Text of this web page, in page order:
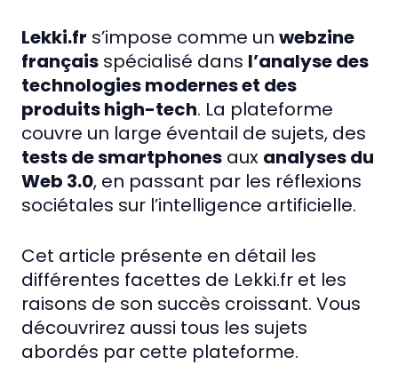
Lekki.fr s’impose comme un webzine
français spécialisé dans l’analyse des
technologies modernes et des
produits high-tech. La plateforme
couvre un large éventail de sujets, des
tests de smartphones aux analyses du
Web 3.0, en passant par les réflexions
sociétales sur l’intelligence artificielle.
Cet article présente en détail les
différentes facettes de Lekki.fr et les
raisons de son succès croissant. Vous
découvrirez aussi tous les sujets
abordés par cette plateforme.